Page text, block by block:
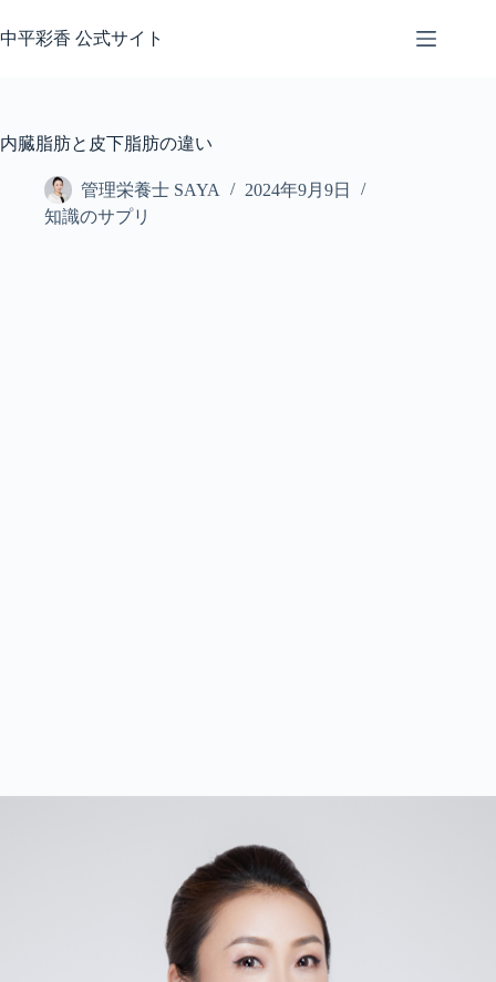
ン
ス
中平彩香 公式サイト
内臓脂肪と皮下脂肪の違い
管理栄養士 SAYA
2024年9月9日
知識のサプリ